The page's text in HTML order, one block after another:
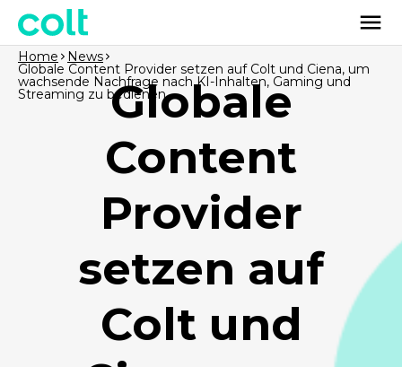
Globale
Content
Provider
setzen auf
Colt und
Home News
Globale Content Provider setzen auf Colt und Ciena, um
wachsende Nachfrage nach KI-Inhalten, Gaming und
Streaming zu bedienen